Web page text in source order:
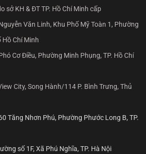
sở KH & ĐT TP. Hồ Chí Minh cấp
Văn Linh, Khu Phố Mỹ Toàn 1, Phường
Hồ Chí Minh
Cơ Điều, Phường Minh Phụng, TP. Hồ Chí
City, Song Hành/114 P. Bình Trưng, Thủ
Tăng Nhơn Phú, Phường Phước Long B, TP.
số 1F, Xã Phú Nghĩa, TP. Hà Nội